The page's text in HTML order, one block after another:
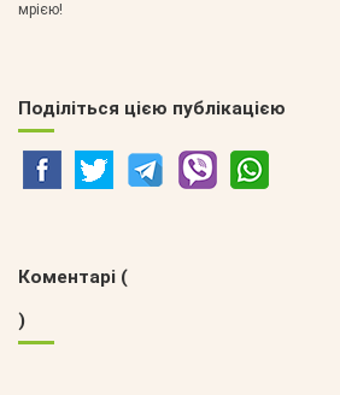
мрією!
Поділіться цією публікацією
Коментарі (
)